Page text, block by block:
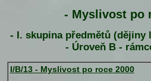
- Myslivost po
- I. skupina předmětů (dějiny
- Úroveň B -
I/B/13 - Myslivost po roce 2000